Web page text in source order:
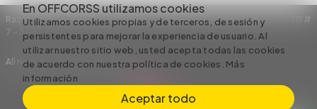
En OFFCORSS utilizamos cookies
Utilizamos cookies propias y de terceros, de sesión y
persistentes para mejorar la experiencia de usuario. Al
utilizar nuestro sitio web, usted acepta todas las cookies
de acuerdo con nuestra política de cookies. Más
información
Aceptar todo
Razón Social: C.I HERMECO S.A. NIT: 890924167-6 Dirección: Carrera 50 #
7 – 35
All rights reserved empowered by